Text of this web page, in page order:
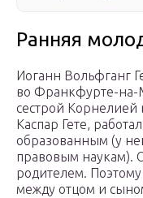
Ранняя
Иоганн Вольфганг
во Франкфурте-на-
сестрой Корнелией
Каспар Гете,
образованным (у
правовым наукам).
родителем.
между отцом и